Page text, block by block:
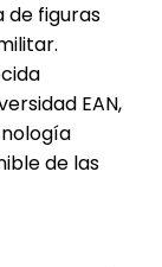
de figuras
EAN,
de las